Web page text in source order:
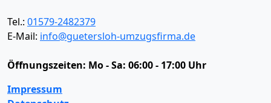
Tel.: 01579-2482379
E-Mail: info@guetersloh-umzugsfirma.de
Öffnungszeiten: Mo - Sa: 06:00 - 17:00 Uhr
Impressum